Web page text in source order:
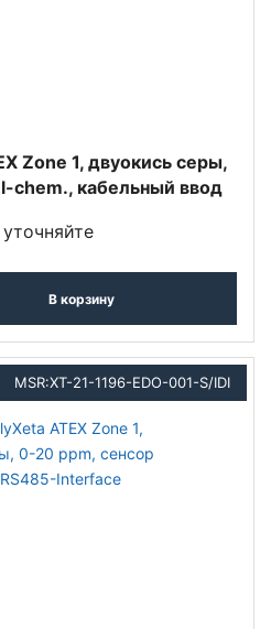
Zone 1, двуокись серы,
chem., кабельный ввод
В корзину
MSR:XT-21-1196-EDO-001-S/IDI